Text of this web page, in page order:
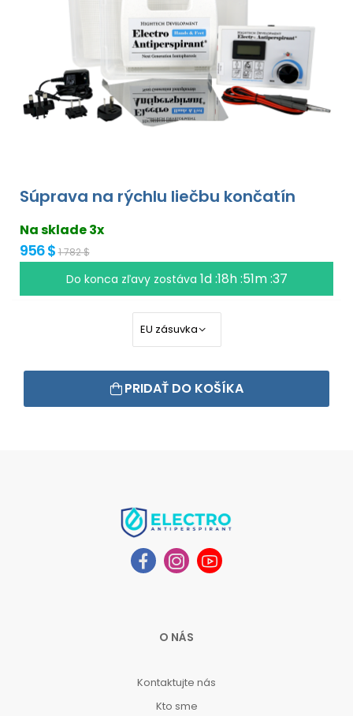
Súprava na rýchlu liečbu končatín
Na sklade 3x
956 $ 1 782 $
Do konca zľavy zostáva 1d :18h :51m :36
PRIDAŤ DO KOŠÍKA
O NÁS
Kontaktujte nás
Kto sme